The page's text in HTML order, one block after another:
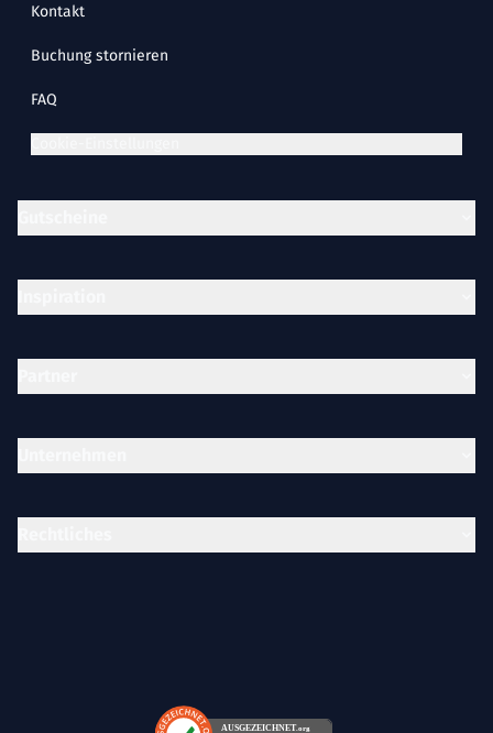
AUSGEZEICHNET.org
Kontakt
Buchung stornieren
FAQ